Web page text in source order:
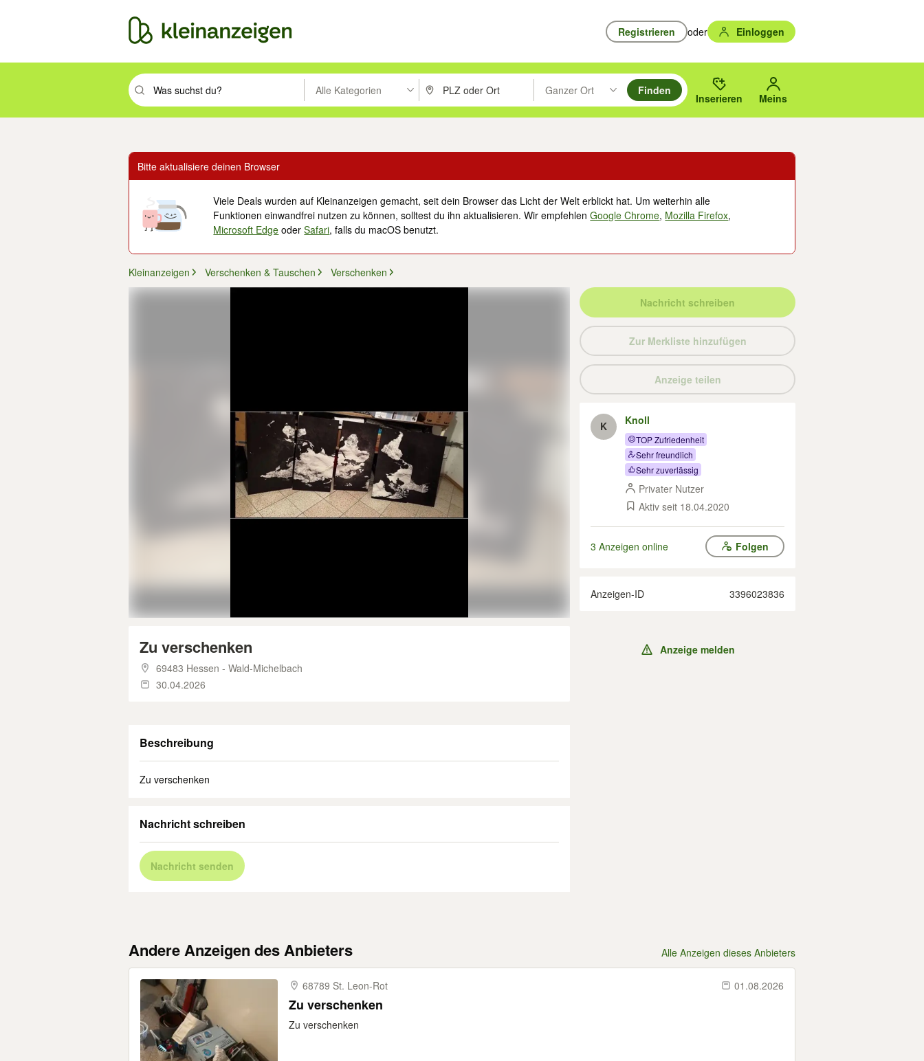
Registrieren oder Einloggen
Suchbegriff eingeben. Eingabetaste drücken um zu suchen, oder Vorschläge mit den Pfeiltasten nach oben/unten durchsuchen und mit Eingabetaste auswählen.
Alle Kategorien PLZ oder Ort eingeben. Eingabetaste drücken um zu suchen, oder Vorschläge mit den Pfeiltasten nach oben/
Ganzer Ort
Suche im Umkreis des gewählten Orts oder PLZ.
Finden
Inserieren Meins
Bitte aktualisiere deinen Browser
Viele Deals wurden auf Kleinanzeigen gemacht, seit dein Browser das Licht der Welt erblickt hat. Um weiterhin alle
Funktionen einwandfrei nutzen zu können, solltest du ihn aktualisieren. Wir empfehlenGoogle Chrome, Mozilla Firefox,
Microsoft Edge oderSafari, falls du macOS benutzt.
Kleinanzeigen Verschenken & Tauschen Verschenken
Zu verschenken
69483 Hessen - Wald-Michelbach
30.04.2026
Beschreibung
Zu verschenken
Nachricht schreiben
Nachricht senden
Nachricht schreiben
Zur Merkliste hinzufügen
Anzeige teilen
K Knoll
TOP Zufriedenheit
Sehr freundlich
Sehr zuverlässig
Privater Nutzer
Aktiv seit 18.04.2020
3 Anzeigen online Folgen
Anzeigen-ID 3396023836
Anzeige melden
Andere Anzeigen des Anbieters Alle Anzeigen dieses Anbieters
68789 St. Leon-​Rot 01.08.2026
Zu verschenken
Zu verschenken